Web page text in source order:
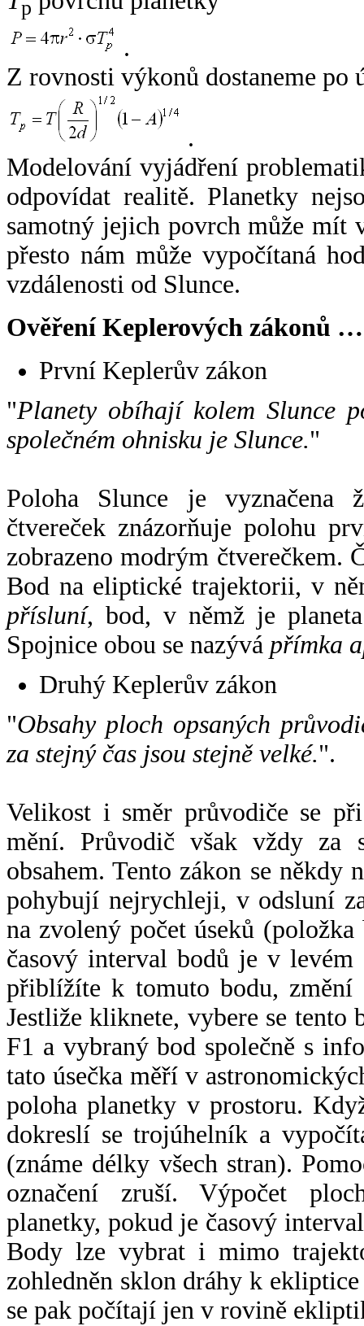
p
.
Z rovnosti výkonů dostaneme po
.
Modelování vyjádření
odpovídat realitě. Planetky
samotný jejich povrch může mít
přesto nám může vypočítaná
vzdálenosti od Slunce.
Ověření Keplerových zákonů …
První Keplerův zákon
"Planety obíhají kolem Slunce
společném ohnisku je Slunce."
Poloha Slunce je vyznačena
čtvereček znázorňuje polohu
zobrazeno modrým čtverečkem.
Bod na eliptické trajektorii, v
přísluní, bod, v němž je
Spojnice obou se nazývá přímka
Druhý Keplerův zákon
"Obsahy ploch opsaných
za stejný čas jsou stejně velké.".
Velikost i směr průvodiče se
mění. Průvodič však vždy za
obsahem. Tento zákon se někdy
pohybují nejrychleji, v odsluní
na zvolený počet úseků
časový interval bodů je v
přiblížíte k tomuto bodu,
Jestliže kliknete, vybere se tento
F1 a vybraný bod společně s
tato úsečka měří v
poloha planetky v prostoru.
dokreslí se trojúhelník a
(známe délky všech stran).
označení zruší. Výpočet
planetky, pokud je časový
Body lze vybrat i mimo
zohledněn sklon dráhy k
se pak počítají jen v rovině